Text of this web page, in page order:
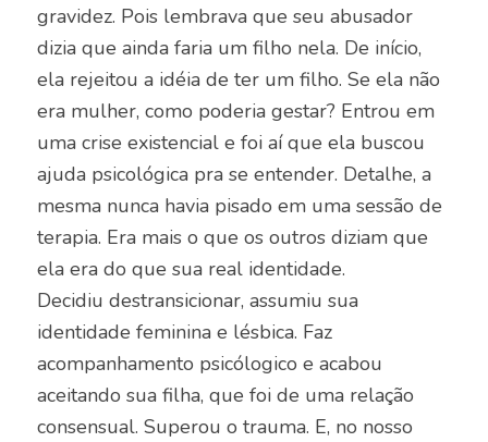
gravidez. Pois lembrava que seu abusador
dizia que ainda faria um filho nela. De início,
ela rejeitou a idéia de ter um filho. Se ela não
era mulher, como poderia gestar? Entrou em
uma crise existencial e foi aí que ela buscou
ajuda psicológica pra se entender. Detalhe, a
mesma nunca havia pisado em uma sessão de
terapia. Era mais o que os outros diziam que
ela era do que sua real identidade.
Decidiu destransicionar, assumiu sua
identidade feminina e lésbica. Faz
acompanhamento psicólogico e acabou
aceitando sua filha, que foi de uma relação
consensual. Superou o trauma. E, no nosso